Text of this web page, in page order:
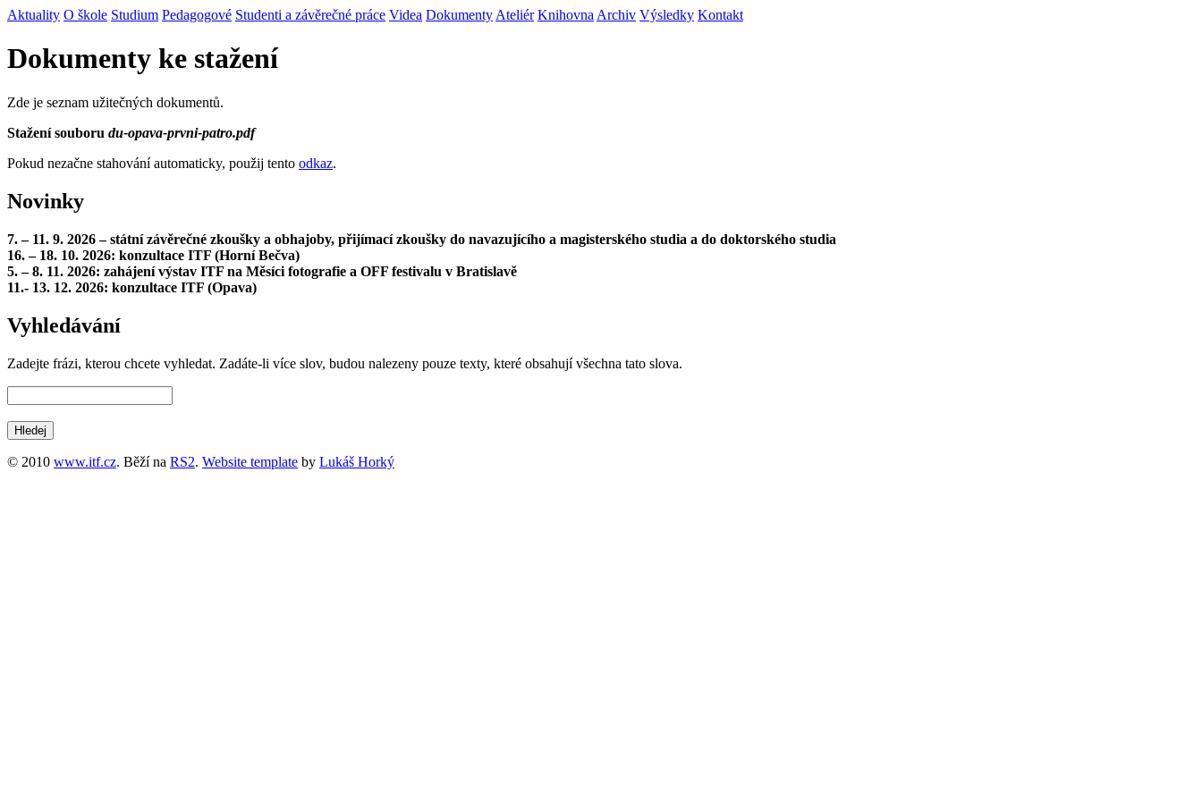
Aktuality O škole Studium Pedagogové Studenti a závěrečné práce Videa Dokumenty Ateliér Knihovna Archiv Výsledky Kontakt
Dokumenty ke stažení
Zde je seznam užitečných dokumentů.
Stažení souboru du-opava-prvni-patro.pdf
Pokud nezačne stahování automaticky, použij tento odkaz.
Novinky
7. – 11. 9. 2026 – státní závěrečné zkoušky a obhajoby, přijímací zkoušky do navazujícího a magisterského studia a do doktorského studia
16. – 18. 10. 2026: konzultace ITF (Horní Bečva)
5. – 8. 11. 2026: zahájení výstav ITF na Měsíci fotografie a OFF festivalu v Bratislavě
11.- 13. 12. 2026: konzultace ITF (Opava)
Vyhledávání
Zadejte frázi, kterou chcete vyhledat. Zadáte-li více slov, budou nalezeny pouze texty, které obsahují všechna tato slova.
© 2010 www.itf.cz. Běží na RS2. Website template by Lukáš Horký